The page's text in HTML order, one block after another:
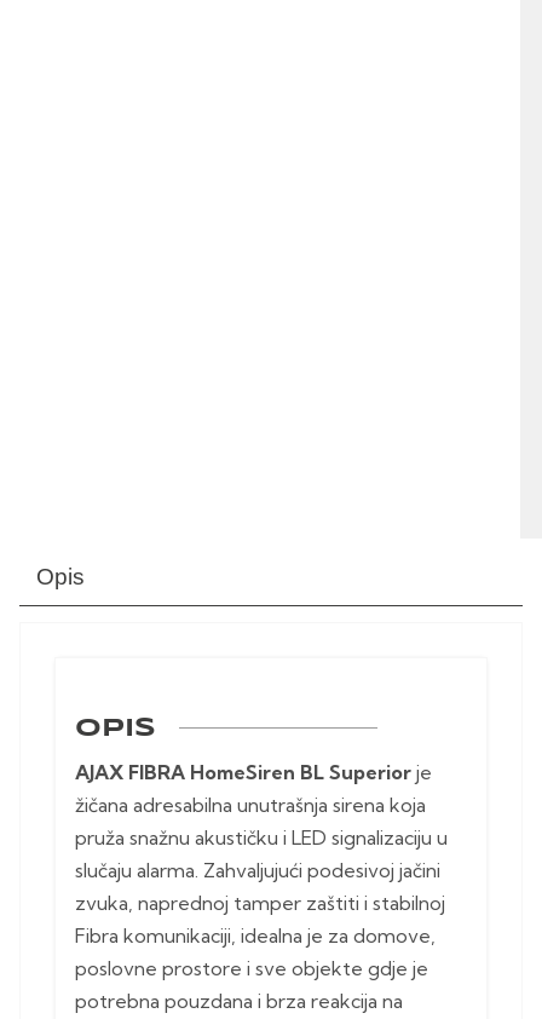
Opis
OPIS
AJAX FIBRA HomeSiren BL Superior je
žičana adresabilna unutrašnja sirena koja
pruža snažnu akustičku i LED signalizaciju u
slučaju alarma. Zahvaljujući podesivoj jačini
zvuka, naprednoj tamper zaštiti i stabilnoj
Fibra komunikaciji, idealna je za domove,
poslovne prostore i sve objekte gdje je
potrebna pouzdana i brza reakcija na